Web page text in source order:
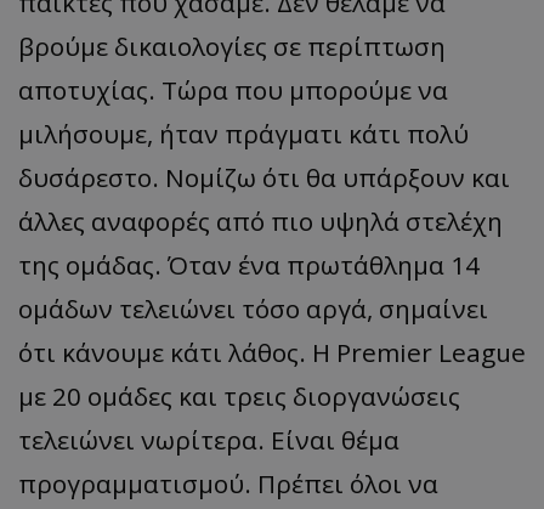
βρούμε δικαιολογίες σε περίπτωση
αποτυχίας. Τώρα που μπορούμε να
μιλήσουμε, ήταν πράγματι κάτι πολύ
δυσάρεστο. Νομίζω ότι θα υπάρξουν και
άλλες αναφορές από πιο υψηλά στελέχη
της ομάδας. Όταν ένα πρωτάθλημα 14
ομάδων τελειώνει τόσο αργά, σημαίνει
ότι κάνουμε κάτι λάθος. Η Premier League
με 20 ομάδες και τρεις διοργανώσεις
τελειώνει νωρίτερα. Είναι θέμα
προγραμματισμού. Πρέπει όλοι να